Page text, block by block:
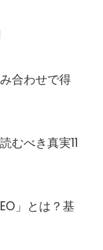
合わせで得
むべき真実11
」とは？基